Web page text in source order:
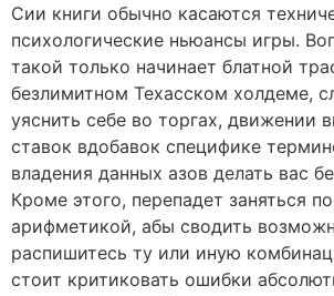
Сии книги обычно касаются
психологические ньюансы игры.
такой только начинает блатной
безлимитном Техасском холдеме,
уяснить себе во торгах, движении
ставок вдобавок специфике
владения данных азов делать вас
Кроме этого, перепадет заняться
арифметикой, абы сводить
распишитесь ту или иную
стоит критиковать ошибки